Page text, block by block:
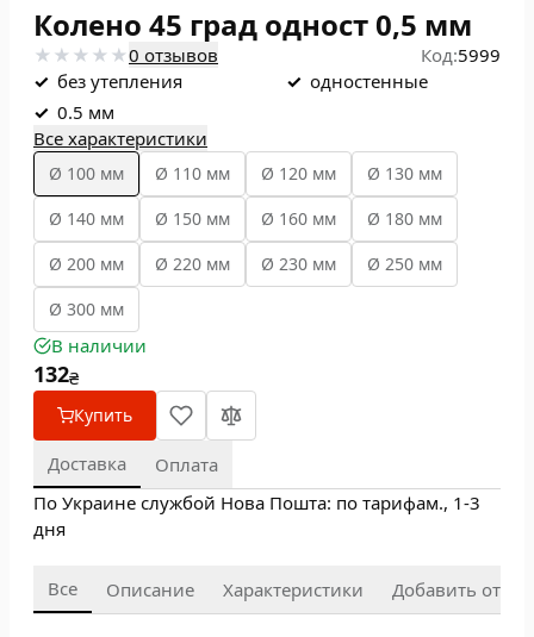
Колено 45 град одност 0,5 мм
0 отзывов Код:5999
✓ без утепления ✓ одностенные
✓ 0.5 мм
Все характеристики
Ø 100 мм Ø 110 мм Ø 120 мм
Ø 130 мм
Ø 140 мм
Ø 150 мм Ø 160 мм
Ø 180 мм
Ø 200 мм
Ø 220 мм Ø 230 мм
Ø 250 мм
Ø 300 мм
В наличии
132₴
Купить
Доставка
Оплата
По Украине службой Нова Пошта: по тарифам., 1-3
дня
Все Описание Характеристики Добавить отзыв